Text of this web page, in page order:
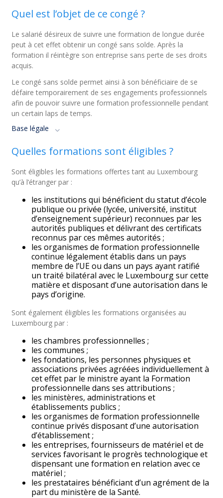
Quel est l’objet de ce congé ?
Le salarié désireux de suivre une formation de longue durée
peut à cet effet obtenir un congé sans solde. Après la
formation il réintègre son entreprise sans perte de ses droits
acquis.
Le congé sans solde permet ainsi à son bénéficiaire de se
défaire temporairement de ses engagements professionnels
afin de pouvoir suivre une formation professionnelle pendant
un certain laps de temps.
Base légale
Quelles formations sont éligibles ?
Sont éligibles les formations offertes tant au Luxembourg
qu’à l’étranger par :
les institutions qui bénéficient du statut d’école
publique ou privée (lycée, université, institut
d’enseignement supérieur) reconnues par les
autorités publiques et délivrant des certificats
reconnus par ces mêmes autorités ;
les organismes de formation professionnelle
continue légalement établis dans un pays
membre de l’UE ou dans un pays ayant ratifié
un traité bilatéral avec le Luxembourg sur cette
matière et disposant d’une autorisation dans le
pays d’origine.
Sont également éligibles les formations organisées au
Luxembourg par :
les chambres professionnelles ;
les communes ;
les fondations, les personnes physiques et
associations privées agréées individuellement à
cet effet par le ministre ayant la Formation
professionnelle dans ses attributions ;
les ministères, administrations et
établissements publics ;
les organismes de formation professionnelle
continue privés disposant d’une autorisation
d’établissement ;
les entreprises, fournisseurs de matériel et de
services favorisant le progrès technologique et
dispensant une formation en relation avec ce
matériel ;
les prestataires bénéficiant d’un agrément de la
part du ministère de la Santé.